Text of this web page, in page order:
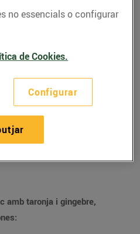
magret
taronja i
amb taronja i gingebre,
no essencials o configurar
de Cookies.
Configurar